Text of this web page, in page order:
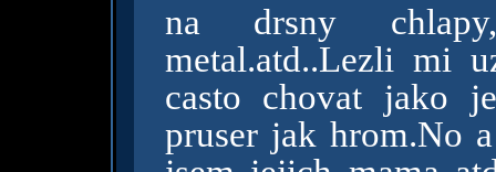
na drsny
metal.atd..Lezli mi
casto chovat jako
pruser jak hrom.No